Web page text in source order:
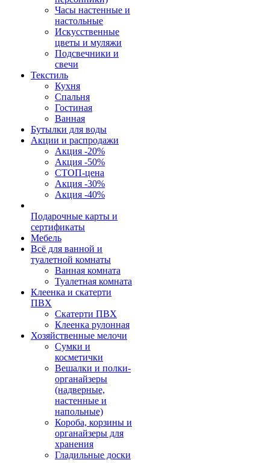
Часы настенные и
настольные
Искусственные
цветы и муляжи
Подсвечники и
свечи
Текстиль
Кухня
Спальня
Гостиная
Ванная
Бутылки для воды
Акции и распродажи
Акция -20%
Акция -50%
СТОП-цена
Акция -30%
Акция -40%
Подарочные карты и
сертификаты
Мебель
Всё для ванной и
туалетной комнаты
Ванная комната
Туалетная комната
Клеенка и скатерти
ПВХ
Скатерти ПВХ
Клеенка рулонная
Хозяйственные мелочи
Сумки и
косметички
Вешалки и полки-
органайзеры
(надверные,
настенные и
напольные)
Короба, корзины и
органайзеры для
хранения
Гладильные доски